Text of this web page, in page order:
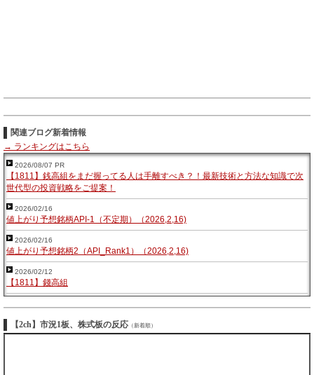
関連ブログ新着情報
→ ランキングはこちら
2026/08/07 PR
【1811】銭高組をまだ握ってる人は手離すべき？！最新技術と方法な知識で次
世代型の投資戦略をご提案！
2026/02/16
値上がり予想銘柄API-1（不定期）（2026,2,16)
2026/02/16
値上がり予想銘柄2（API_Rank1）（2026,2,16)
2026/02/12
【1811】錢高組
【2ch】市況1板、株式板の反応 （新着順）